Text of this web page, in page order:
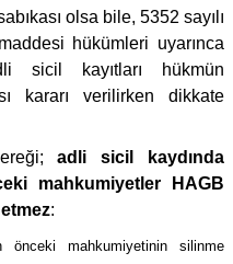
olsa bile, 5352 sayılı
hükümleri uyarınca
sicil kayıtları hükmün
kararı verilirken dikkate
adli sicil kaydında
mahkumiyetler HAGB
:
önceki mahkumiyetinin silinme